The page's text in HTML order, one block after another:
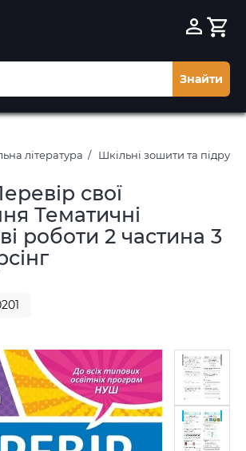
Знайти
література Шкільні зошити та
свої
Тематичні
роботи 2 частина 3